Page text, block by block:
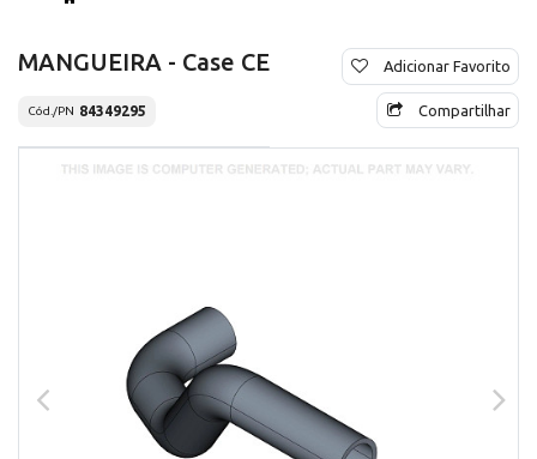
MANGUEIRA - Case CE
Cód./PN 84349295
Adicionar Favorito
Compartilhar